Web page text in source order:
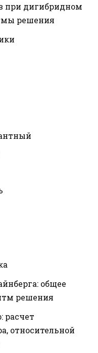
при дигибридном
решения
общее
решения
расчет
относительной